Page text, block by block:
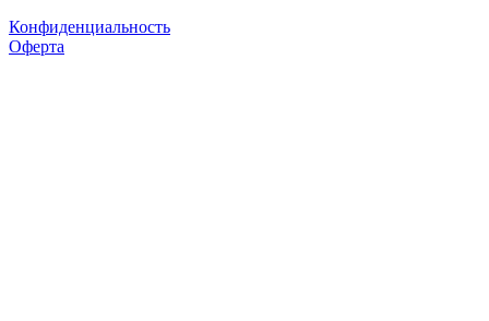
Конфиденциальность
Оферта